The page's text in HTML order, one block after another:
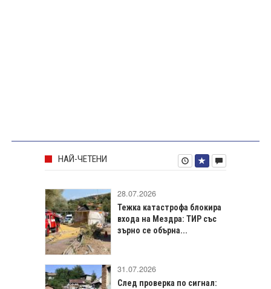
НАЙ-ЧЕТЕНИ
28.07.2026
Тежка катастрофа блокира
входа на Мездра: ТИР със
зърно се обърна...
31.07.2026
След проверка по сигнал: